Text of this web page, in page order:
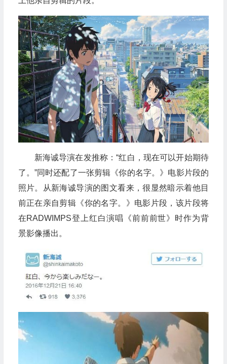
新海诚导演在发推称：“红白，现在可以开始期待
了。”同时还配了一张剪辑《你的名字。》电影片段的
照片。从新海诚导演的图文看来，很显然暗示着他目
前正在亲自剪辑《你的名字。》电影片段，该片段将
在RADWIMPS登上红白演唱《前前前世》时作为背
景影像播出。